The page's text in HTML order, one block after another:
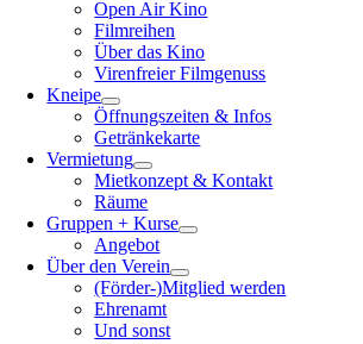
Open Air Kino
Filmreihen
Über das Kino
Virenfreier Filmgenuss
Kneipe
Öffnungszeiten & Infos
Getränkekarte
Vermietung
Mietkonzept & Kontakt
Räume
Gruppen + Kurse
Angebot
Über den Verein
(Förder-)Mitglied werden
Ehrenamt
Und sonst